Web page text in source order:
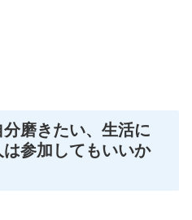
磨きたい、生活に
参加してもいいか